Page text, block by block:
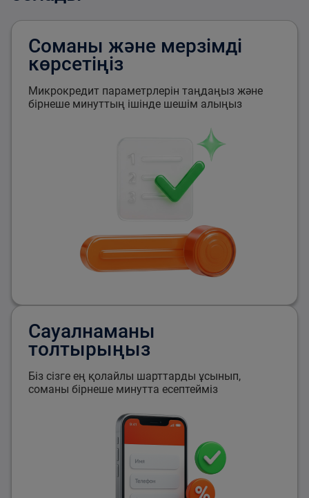
Соманы және мерзімді
көрсетіңіз
Микрокредит параметрлерін таңдаңыз және
бірнеше минуттың ішінде шешім алыңыз
Сауалнаманы
толтырыңыз
Біз сізге ең қолайлы шарттарды ұсынып,
соманы бірнеше минутта есептейміз